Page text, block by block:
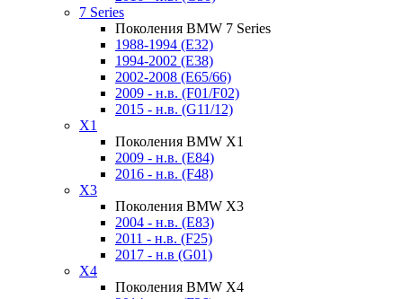
7 Series
Поколения BMW 7 Series
1988-1994 (E32)
1994-2002 (E38)
2002-2008 (E65/66)
2009 - н.в. (F01/F02)
2015 - н.в. (G11/12)
X1
Поколения BMW X1
2009 - н.в. (E84)
2016 - н.в. (F48)
X3
Поколения BMW X3
2004 - н.в. (E83)
2011 - н.в. (F25)
2017 - н.в (G01)
X4
Поколения BMW X4